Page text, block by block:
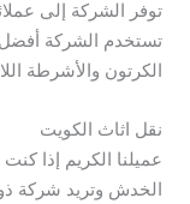
توفر الشركة إلى
تستخدم الشركة أفضل
الكرتون والأشرطة
نقل اثاث الكويت
عميلنا الكريم إذا
الخدش وتريد شركة